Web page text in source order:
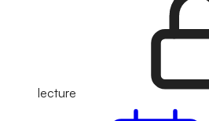
lecture